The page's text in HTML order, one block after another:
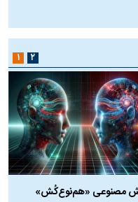
مصنوعی «هم‌نوع‌کُش»
۱ ۲